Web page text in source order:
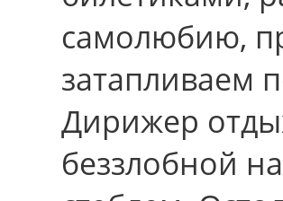
самолюбию,
затапливаем
Дирижер
беззлобной